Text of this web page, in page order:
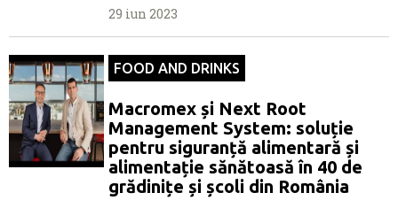
29 iun 2023
FOOD AND DRINKS
Macromex și Next Root
Management System: soluție
pentru siguranță alimentară și
alimentație sănătoasă în 40 de
grădinițe și școli din România